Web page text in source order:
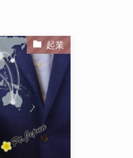
起業